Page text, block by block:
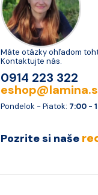
Máte otázky ohľadom
Kontaktujte nás.
0914 223 322
Pondelok - Piatok: 7:00 -
Pozrite si naše